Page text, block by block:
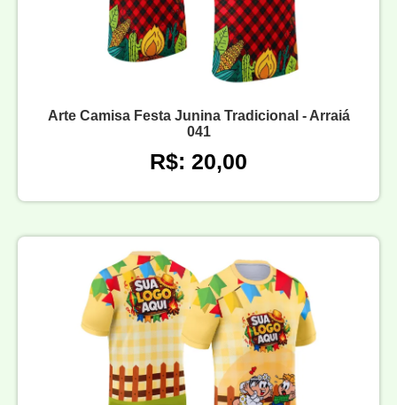
Arte Camisa Festa Junina Tradicional - Arraiá
041
R$: 20,00